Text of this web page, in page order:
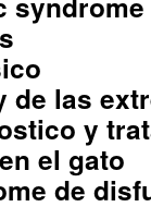
de las
y
el gato
de